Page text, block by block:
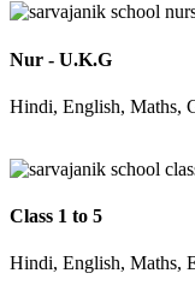
Nur - U.K.G
Hindi, English, Maths,
Class 1 to 5
Hindi, English, Maths,